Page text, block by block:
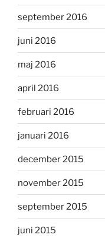
september 2016
juni 2016
maj 2016
april 2016
februari 2016
januari 2016
december 2015
november 2015
september 2015
juni 2015